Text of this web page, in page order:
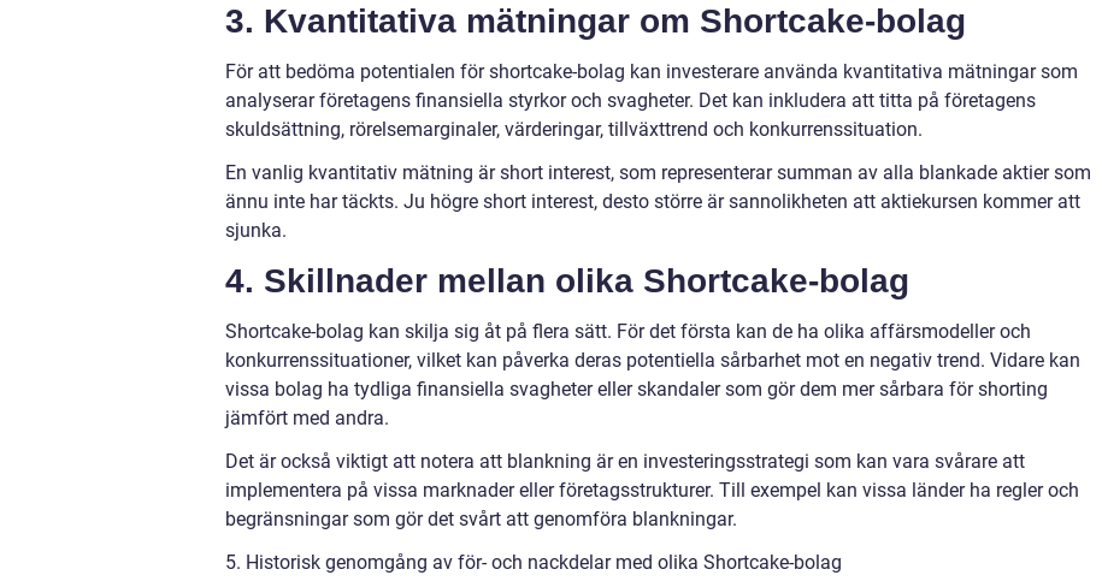
3. Kvantitativa mätningar om Shortcake-bolag
För att bedöma potentialen för shortcake-bolag kan investerare använda kvantitativa mätningar som
analyserar företagens finansiella styrkor och svagheter. Det kan inkludera att titta på företagens
skuldsättning, rörelsemarginaler, värderingar, tillväxttrend och konkurrenssituation.
En vanlig kvantitativ mätning är short interest, som representerar summan av alla blankade aktier som
ännu inte har täckts. Ju högre short interest, desto större är sannolikheten att aktiekursen kommer att
sjunka.
4. Skillnader mellan olika Shortcake-bolag
Shortcake-bolag kan skilja sig åt på flera sätt. För det första kan de ha olika affärsmodeller och
konkurrenssituationer, vilket kan påverka deras potentiella sårbarhet mot en negativ trend. Vidare kan
vissa bolag ha tydliga finansiella svagheter eller skandaler som gör dem mer sårbara för shorting
jämfört med andra.
Det är också viktigt att notera att blankning är en investeringsstrategi som kan vara svårare att
implementera på vissa marknader eller företagsstrukturer. Till exempel kan vissa länder ha regler och
begränsningar som gör det svårt att genomföra blankningar.
5. Historisk genomgång av för- och nackdelar med olika Shortcake-bolag